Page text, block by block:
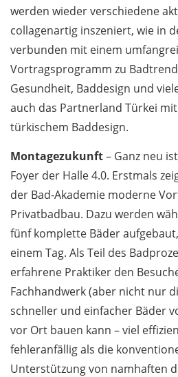
werden wieder verschiedene
collagenartig inszeniert, wie in
verbunden mit einem
Vortragsprogramm zu
Gesundheit, Baddesign und
auch das Partnerland Türkei
türkischem Baddesign.
Montagezukunft– Ganz neu
Foyer der Halle 4.0. Erstmals
der Bad-Akademie moderne
Privatbadbau. Dazu werden
fünf komplette Bäder
einem Tag. Als Teil des
erfahrene Praktiker den
Fachhandwerk (aber nicht nur
schneller und einfacher Bäder
vor Ort bauen kann – viel
fehleranfällig als die
Unterstützung von namhaften